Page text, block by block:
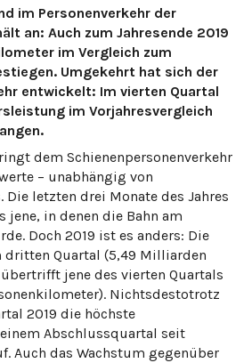
im Personenverkehr der
an: Auch zum Jahresende 2019
im Vergleich zum
Umgekehrt hat sich der
entwickelt: Im vierten Quartal
im Vorjahresvergleich
dem Schienenpersonenverkehr
– unabhängig von
Die letzten drei Monate des Jahres
jene, in denen die Bahn am
Doch 2019 ist es anders: Die
Quartal (5,49 Milliarden
jene des vierten Quartals
Nichtsdestotrotz
2019 die höchste
Abschlussquartal seit
Auch das Wachstum gegenüber